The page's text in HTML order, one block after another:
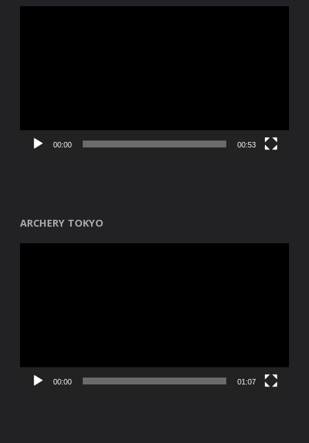
00:00 00:53
ARCHERY TOKYO
00:00 01:07